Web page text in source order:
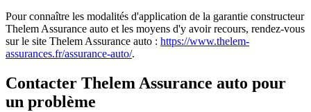
Pour connaître les modalités d'application de la garantie constructeur
Thelem Assurance auto et les moyens d'y avoir recours, rendez-vous
sur le site Thelem Assurance auto : https://www.thelem-
assurances.fr/assurance-auto/.
Contacter Thelem Assurance auto pour
un problème